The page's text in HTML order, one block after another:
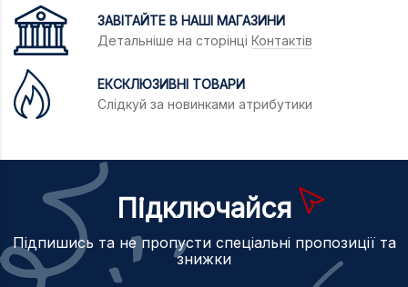
ЗАВІТАЙТЕ В НАШІ МАГАЗИНИ
Детальніше на сторінці Контактів
ЕКСКЛЮЗИВНІ ТОВАРИ
Слідкуй за новинками атрибутики
Підключайся
Підпишись та не пропусти спеціальні пропозиції та
знижки